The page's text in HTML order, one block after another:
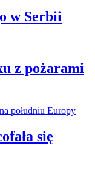
w Serbii
z pożarami
się